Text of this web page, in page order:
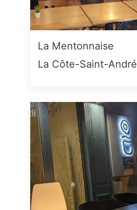
La Mentonnaise
La Côte-Saint-André